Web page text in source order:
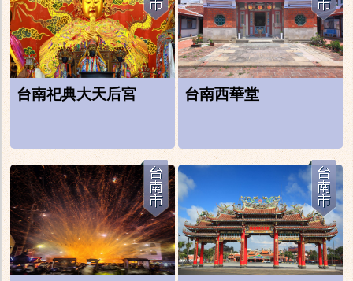
台南祀典大天后宮 台南西華堂